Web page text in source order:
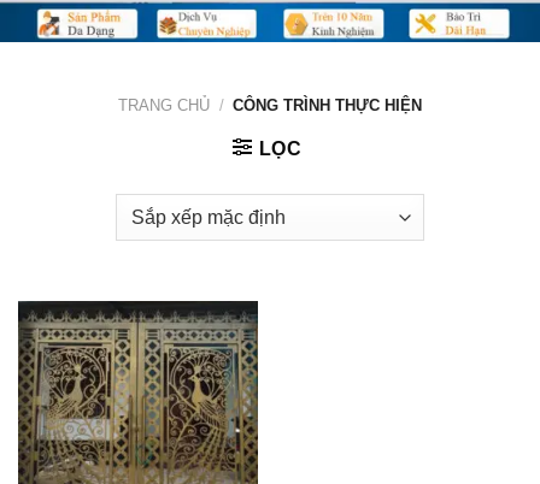
TRANG CHỦ / CÔNG TRÌNH THỰC HIỆN
LỌC